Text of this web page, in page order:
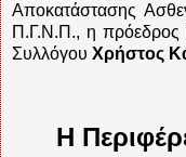
Αποκατάστασης
Π.Γ.Ν.Π., η πρόεδρος
Συλλόγου Χρήστος
Η